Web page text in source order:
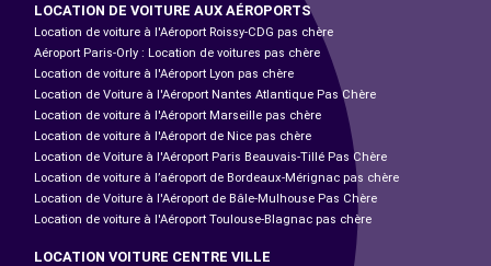
LOCATION DE VOITURE AUX AÉROPORTS
Location de voiture à l'Aéroport Roissy-CDG pas chère
Aéroport Paris-Orly : Location de voitures pas chère
Location de voiture à l'Aéroport Lyon pas chère
Location de Voiture à l'Aéroport Nantes Atlantique Pas Chère
Location de voiture à l'Aéroport Marseille pas chère
Location de voiture à l'Aéroport de Nice pas chère
Location de Voiture à l'Aéroport Paris Beauvais-Tillé Pas Chère
Location de voiture à l’aéroport de Bordeaux-Mérignac pas chère
Location de Voiture à l'Aéroport de Bâle-Mulhouse Pas Chère
Location de voiture à l'Aéroport Toulouse-Blagnac pas chère
LOCATION VOITURE CENTRE VILLE